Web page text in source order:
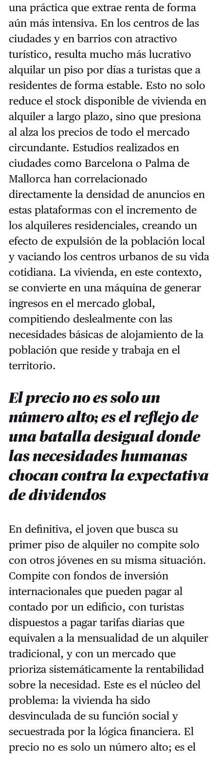
una práctica que extrae renta de forma
aún más intensiva. En los centros de las
ciudades y en barrios con atractivo
turístico, resulta mucho más lucrativo
alquilar un piso por días a turistas que a
residentes de forma estable. Esto no solo
reduce el stock disponible de vivienda en
alquiler a largo plazo, sino que presiona
al alza los precios de todo el mercado
circundante. Estudios realizados en
ciudades como Barcelona o Palma de
Mallorca han correlacionado
directamente la densidad de anuncios en
estas plataformas con el incremento de
los alquileres residenciales, creando un
efecto de expulsión de la población local
y vaciando los centros urbanos de su vida
cotidiana. La vivienda, en este contexto,
se convierte en una máquina de generar
ingresos en el mercado global,
compitiendo deslealmente con las
necesidades básicas de alojamiento de la
población que reside y trabaja en el
territorio.
El precio no es solo un
número alto; es el reflejo de
una batalla desigual donde
las necesidades humanas
chocan contra la expectativa
de dividendos
En definitiva, el joven que busca su
primer piso de alquiler no compite solo
con otros jóvenes en su misma situación.
Compite con fondos de inversión
internacionales que pueden pagar al
contado por un edificio, con turistas
dispuestos a pagar tarifas diarias que
equivalen a la mensualidad de un alquiler
tradicional, y con un mercado que
prioriza sistemáticamente la rentabilidad
sobre la necesidad. Este es el núcleo del
problema: la vivienda ha sido
desvinculada de su función social y
secuestrada por la lógica financiera. El
precio no es solo un número alto; es el